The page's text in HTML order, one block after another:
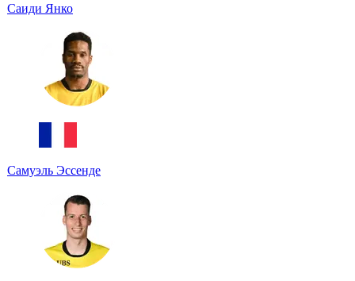
Саиди Янко
Самуэль Эссенде